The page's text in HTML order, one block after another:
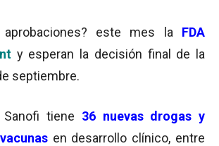
este mes la FDA
y esperan la decisión final de la
septiembre.
tiene 36 nuevas drogas y
en desarrollo clínico, entre